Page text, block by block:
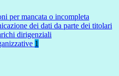
per mancata o incompleta
dei dati da parte dei titolari
dirigenziali
1